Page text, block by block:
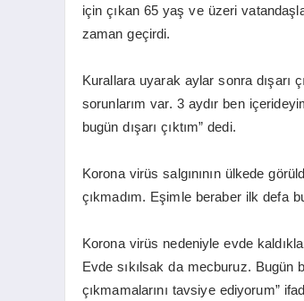
için çıkan 65 yaş ve üzeri
zaman geçirdi.
Kurallara uyarak aylar sonra dışarı
sorunlarım var. 3 aydır ben
bugün dışarı çıktım” dedi.
Korona virüs salgınının ülkede
çıkmadım. Eşimle beraber ilk defa
Korona virüs nedeniyle evde
Evde sıkılsak da mecburuz. Bugün
çıkmamalarını tavsiye ediyorum”